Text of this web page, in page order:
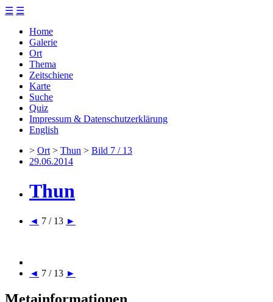
☰ ☰
Home
Galerie
Ort
Thema
Zeitschiene
Karte
Suche
Quiz
Impressum & Datenschutzerklärung
English
> Ort > Thun > Bild 7 / 13
29.06.2014
Thun
◄ 7 / 13 ►
◄ 7 / 13 ►
Metainformationen